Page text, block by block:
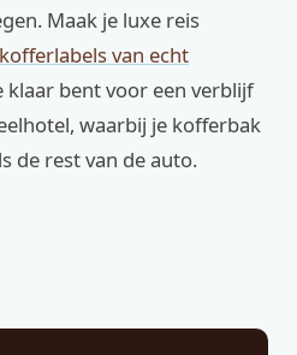
Maak je luxe reis
van echt
klaar bent voor een verblijf
waarbij je kofferbak
de rest van de auto.